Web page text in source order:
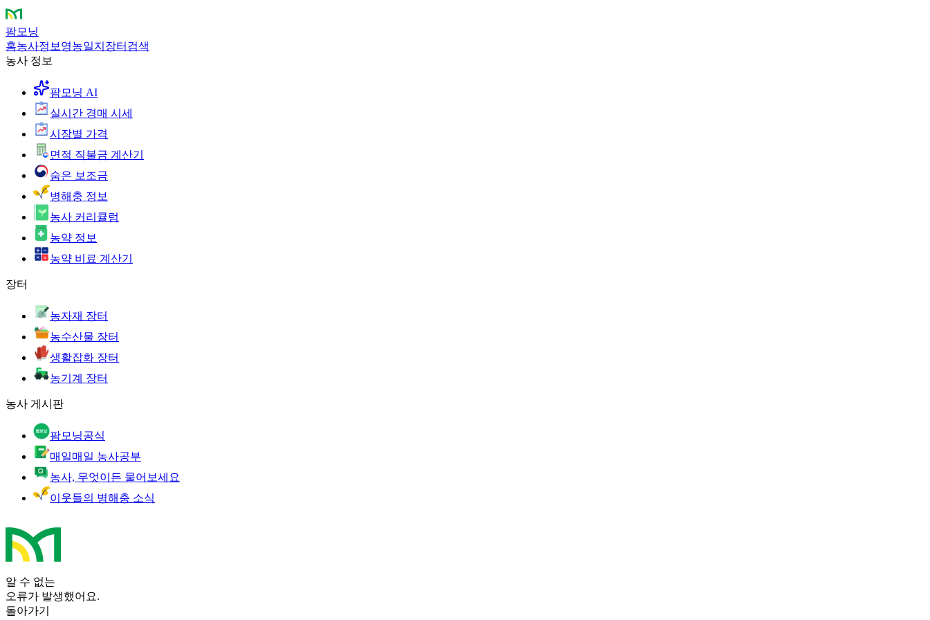
팜모닝
홈농사정보 영농일지 장터 검색
농사 정보
팜모닝 AI
실시간 경매 시세
시장별 가격
면적 직불금 계산기
숨은 보조금
병해충 정보
농사 커리큘럼
농약 정보
농약 비료 계산기
장터
농자재 장터
농수산물 장터
생활잡화 장터
농기계 장터
농사 게시판
팜모닝공식
매일매일 농사공부
농사, 무엇이든 물어보세요
이웃들의 병해충 소식
알 수 없는
오류가 발생했어요.
돌아가기